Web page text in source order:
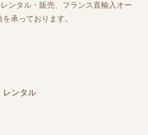
ンタル・販売、フランス直輸入オー
承っております。
レンタル